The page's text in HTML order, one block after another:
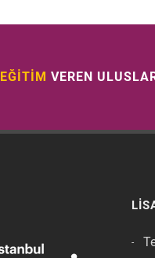
EĞİTİM VEREN